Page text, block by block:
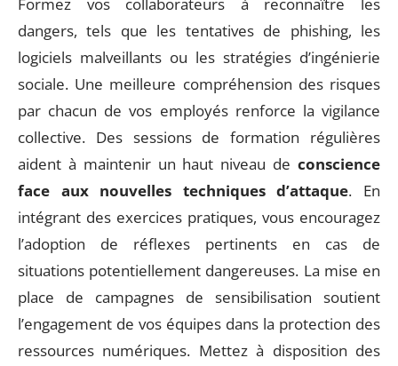
dangers, tels que les tentatives de phishing, les
logiciels malveillants ou les stratégies d’ingénierie
sociale. Une meilleure compréhension des risques
par chacun de vos employés renforce la vigilance
collective. Des sessions de formation régulières
aident à maintenir un haut niveau de conscience
face aux nouvelles techniques d’attaque. En
intégrant des exercices pratiques, vous encouragez
l’adoption de réflexes pertinents en cas de
situations potentiellement dangereuses. La mise en
place de campagnes de sensibilisation soutient
l’engagement de vos équipes dans la protection des
ressources numériques. Mettez à disposition des